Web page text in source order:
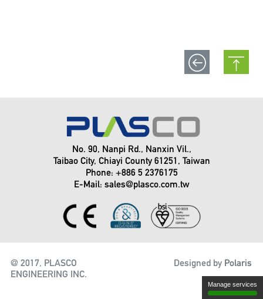
No. 90, Nanpi Rd., Nanxin Vil.,
Taibao City, Chiayi County 61251, Taiwan
Phone: +886 5 2376175
E-Mail: sales@plasco.com.tw
@ 2017, PLASCO
ENGINEERING INC.
Designed by Polaris
Manage services